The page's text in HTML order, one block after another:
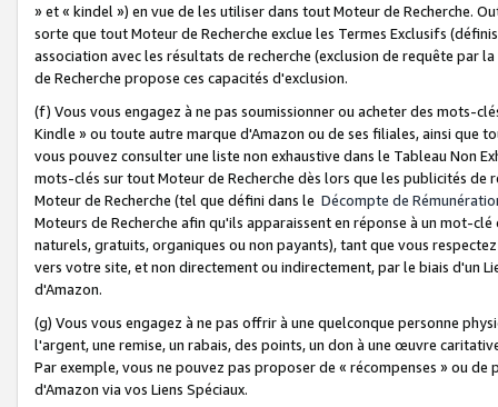
» et « kindel ») en vue de les utiliser dans tout Moteur de Recherche.
sorte que tout Moteur de Recherche exclue les Termes Exclusifs
association avec les résultats de recherche (exclusion de requête
de Recherche propose ces capacités d'exclusion.
(f) Vous vous engagez à ne pas soumissionner ou acheter des mots-
Kindle » ou toute autre marque d'Amazon ou de ses filiales, ainsi que
vous pouvez consulter une liste non exhaustive dans le Tableau Non
mots-clés sur tout Moteur de Recherche dès lors que les publicités de
Moteur de Recherche (tel que défini dans le Décompte de
Moteurs de Recherche afin qu'ils apparaissent en réponse à un mot-
naturels, gratuits, organiques ou non payants), tant que vous
vers votre site, et non directement ou indirectement, par le biais d'un
d'Amazon.
(g) Vous vous engagez à ne pas offrir à une quelconque personne
l'argent, une remise, un rabais, des points, un don à une œuvre
Par exemple, vous ne pouvez pas proposer de « récompenses » ou
d'Amazon via vos Liens Spéciaux.